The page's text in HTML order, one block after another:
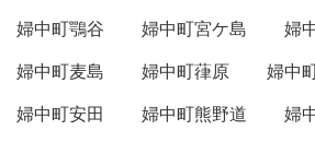
婦中町鶚谷
婦中町宮ケ島
婦
婦中町麦島
婦中町葎原
婦中
婦中町安田
婦中町熊野道
婦